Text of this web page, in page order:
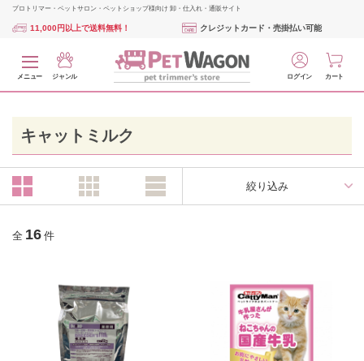
プロトリマー・ペットサロン・ペットショップ様向け 卸・仕入れ・通販サイト
11,000円以上で送料無料！ クレジットカード・売掛払い可能
メニュー ジャンル ログイン カート
キャットミルク
絞り込み
全 16 件